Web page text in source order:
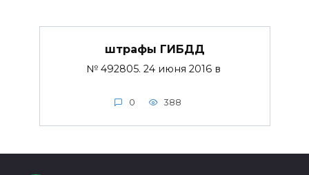
штрафы ГИБДД
№ 492805. 24 июня 2016 в
0 388